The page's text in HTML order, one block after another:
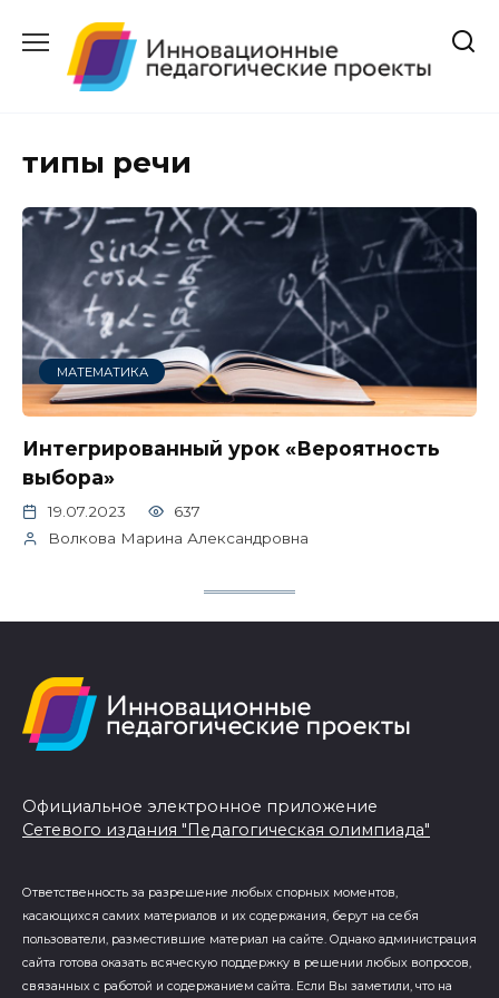
содержанию
типы речи
МАТЕМАТИКА
Интегрированный урок «Вероятность
выбора»
19.07.2023
637
Волкова Марина Александровна
Официальное электронное приложение
Сетевого издания "Педагогическая олимпиада"
Ответственность за разрешение любых спорных моментов,
касающихся самих материалов и их содержания, берут на себя
пользователи, разместившие материал на сайте. Однако администрация
сайта готова оказать всяческую поддержку в решении любых вопросов,
связанных с работой и содержанием сайта. Если Вы заметили, что на